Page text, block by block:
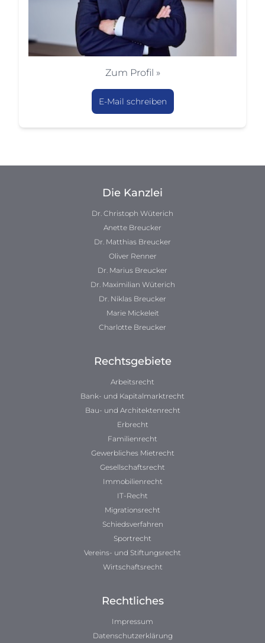
Zum Profil »
E-Mail schreiben
Die Kanzlei
Dr. Christoph Wüterich
Anette Breucker
Dr. Matthias Breucker
Oliver Renner
Dr. Marius Breucker
Dr. Maximilian Wüterich
Dr. Niklas Breucker
Marie Mickeleit
Charlotte Breucker
Rechtsgebiete
Arbeitsrecht
Bank- und Kapitalmarktrecht
Bau- und Architektenrecht
Erbrecht
Familienrecht
Gewerbliches Mietrecht
Gesellschaftsrecht
Immobilienrecht
IT-Recht
Migrationsrecht
Schiedsverfahren
Sportrecht
Vereins- und Stiftungsrecht
Wirtschaftsrecht
Rechtliches
Impressum
Datenschutzerklärung